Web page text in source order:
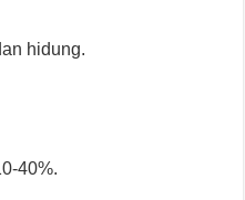
hidung.
40%.